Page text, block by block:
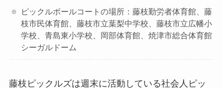
ピックルボールコートの場所：藤枝勤労者体育館、藤
枝市民体育館、藤枝市立葉梨中学校、藤枝市立広幡小
学校、青島東小学校、岡部体育館、焼津市総合体育館
シーガルドーム
藤枝ピックルズは週末に活動している社会人ピッ